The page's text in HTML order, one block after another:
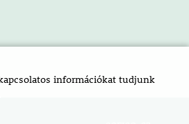
információkat tudjunk